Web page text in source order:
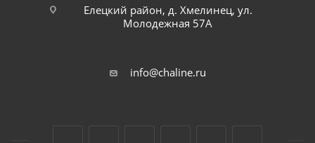
Елецкий район, д. Хмелинец, ул.
Молодежная 57А
info@chaline.ru